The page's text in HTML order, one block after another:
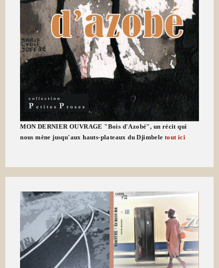
MON DERNIER OUVRAGE "Bois d'Azobé", un récit qui
nous mène jusqu'aux hauts-plateaux du Djimbeletout ici